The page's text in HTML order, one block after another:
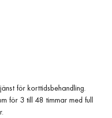
för korttidsbehandling.
för 3 till 48 timmar med full